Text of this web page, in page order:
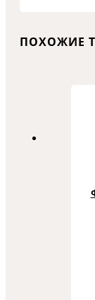
ПОХОЖИЕ